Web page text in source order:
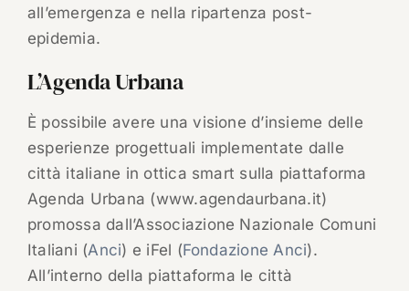
all’emergenza e nella ripartenza post-
epidemia.
L’Agenda Urbana
È possibile avere una visione d’insieme delle
esperienze progettuali implementate dalle
città italiane in ottica smart sulla piattaforma
Agenda Urbana (www.agendaurbana.it)
promossa dall’Associazione Nazionale Comuni
Italiani (Anci) e iFel (Fondazione Anci).
All’interno della piattaforma le città